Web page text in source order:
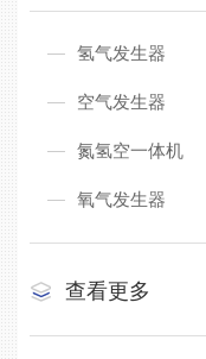
氢气发生器
空气发生器
氮氢空一体机
氧气发生器
查看更多